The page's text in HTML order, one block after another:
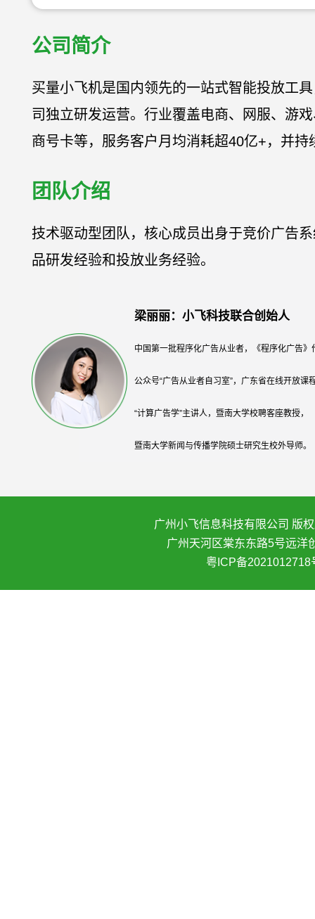
公司简介
买量小飞机是国内领先的一站式智能投放工
司独立研发运营。行业覆盖电商、网服、游
商号卡等，服务客户月均消耗超40亿+，并持
团队介绍
技术驱动型团队，核心成员出身于竞价广告
品研发经验和投放业务经验。
梁丽丽：小飞科技联合创始人
中国第一批程序化广告从业者，《程序化广告》
公众号“广告从业者自习室”，广东省在线开放课
“计算广告学”主讲人，暨南大学校聘客座教授，
暨南大学新闻与传播学院硕士研究生校外导师。
广州小飞信息科技有限公司 版
广州天河区棠东东路5号远洋
粤ICP备2021012718